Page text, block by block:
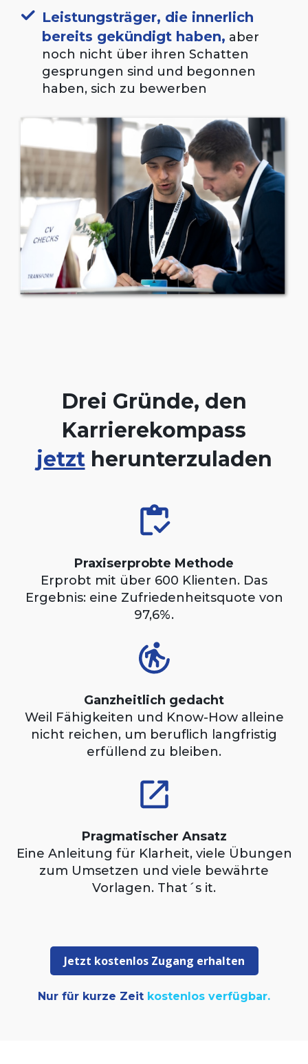
Leistungsträger, die innerlich
bereits gekündigt haben, aber
noch nicht über ihren Schatten
gesprungen sind und begonnen
haben, sich zu bewerben
Drei Gründe, den
Karrierekompass
jetztherunterzuladen
Praxiserprobte Methode
Erprobt mit über 600 Klienten. Das
Ergebnis: eine Zufriedenheitsquote von
97,6%.
Ganzheitlich gedacht
Weil Fähigkeiten und Know-How alleine
nicht reichen, um beruflich langfristig
erfüllend zu bleiben.
Pragmatischer Ansatz
Eine Anleitung für Klarheit, viele Übungen
zum Umsetzen und viele bewährte
Vorlagen. That´s it.
Jetzt kostenlos Zugang erhalten
Nur für kurze Zeit kostenlos verfügbar.